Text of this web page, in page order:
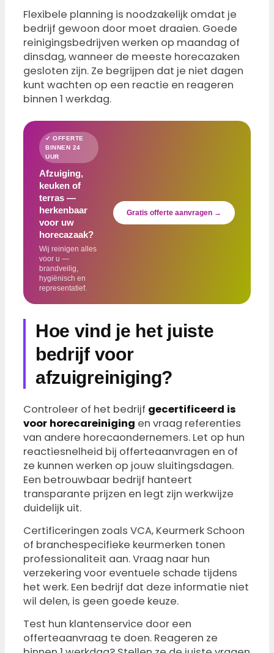
Flexibele planning is noodzakelijk omdat je
bedrijf gewoon door moet draaien. Goede
reinigingsbedrijven werken op maandag of
dinsdag, wanneer de meeste horecazaken
gesloten zijn. Ze begrijpen dat je niet dagen
kunt wachten op een reactie en reageren
binnen 1 werkdag.
✓ OFFERTE
BINNEN 24
UUR
Afzuiging,
keuken of
terras —
herkenbaar
voor uw
horecazaak?
Wij reinigen alles
voor u —
brandveilig,
hygiënisch en
representatief.
Gratis offerte aanvragen →
Hoe vind je het juiste
bedrijf voor
afzuigreiniging?
Controleer of het bedrijf gecertificeerd is
voor horecareiniging en vraag referenties
van andere horecaondernemers. Let op hun
reactiesnelheid bij offerteaanvragen en of
ze kunnen werken op jouw sluitingsdagen.
Een betrouwbaar bedrijf hanteert
transparante prijzen en legt zijn werkwijze
duidelijk uit.
Certificeringen zoals VCA, Keurmerk Schoon
of branchespecifieke keurmerken tonen
professionaliteit aan. Vraag naar hun
verzekering voor eventuele schade tijdens
het werk. Een bedrijf dat deze informatie niet
wil delen, is geen goede keuze.
Test hun klantenservice door een
offerteaanvraag te doen. Reageren ze